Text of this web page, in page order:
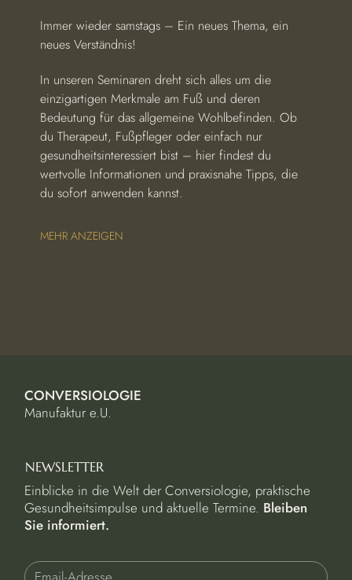
Immer wieder samstags – Ein neues Thema, ein
neues Verständnis!
In unseren Seminaren dreht sich alles um die
einzigartigen Merkmale am Fuß und deren
Bedeutung für das allgemeine Wohlbefinden. Ob
du Therapeut, Fußpfleger oder einfach nur
gesundheitsinteressiert bist – hier findest du
wertvolle Informationen und praxisnahe Tipps, die
du sofort anwenden kannst.
MEHR ANZEIGEN
CONVERSIOLOGIE
Manufaktur e.U.
NEWSLETTER
Einblicke in die Welt der Conversiologie, praktische
Gesundheitsimpulse und aktuelle Termine. Bleiben
Sie informiert.